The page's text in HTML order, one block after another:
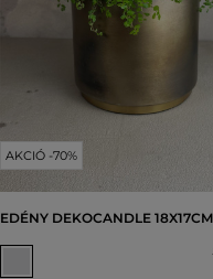
AKCIÓ -70%
EDÉNY DEKOCANDLE 18X17CM